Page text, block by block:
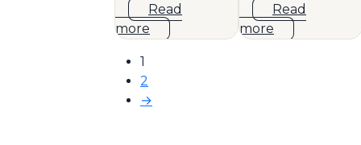
Read
more
Read
more
1
2
→